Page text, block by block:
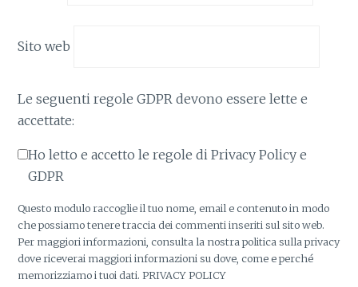
Sito web
Le seguenti regole GDPR devono essere lette e
accettate:
Ho letto e accetto le regole di Privacy Policy e
GDPR
Questo modulo raccoglie il tuo nome, email e contenuto in modo
che possiamo tenere traccia dei commenti inseriti sul sito web.
Per maggiori informazioni, consulta la nostra politica sulla privacy
dove riceverai maggiori informazioni su dove, come e perché
memorizziamo i tuoi dati.PRIVACY POLICY